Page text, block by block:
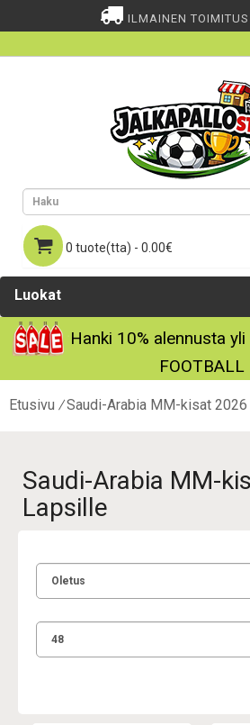
ILMAINEN
0 tuote(tta) - 0.00€
Luokat
Hanki 10% alennusta yli
FOOTBALL
Etusivu Saudi-Arabia MM-kisat
Saudi-Arabia MM-
Lapsille